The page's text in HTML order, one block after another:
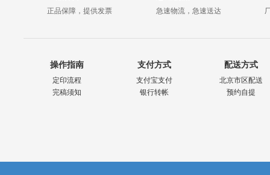
正品保障，提供发票 急速物流，急速送达
操作指南
定印流程
完稿须知
支付方式
支付宝支付
银行转帐
配送方式
北京市区配送
预约自提